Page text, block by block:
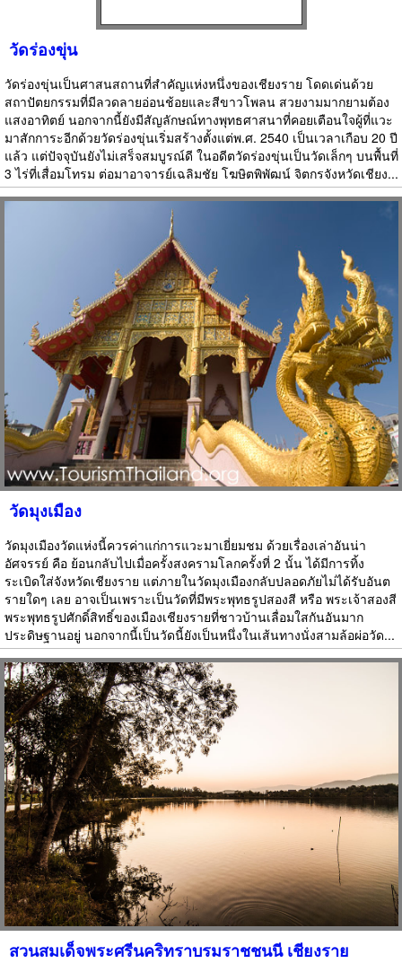
วัดร่องขุ่น
วัดร่องขุ่นเป็นศาสนสถานที่สำคัญแห่งหนึ่งของเชียงราย โดดเด่นด้วย
สถาปัตยกรรมที่มีลวดลายอ่อนช้อยและสีขาวโพลน สวยงามมากยามต้อง
แสงอาทิตย์ นอกจากนี้ยังมีสัญลักษณ์ทางพุทธศาสนาที่คอยเตือนใจผู้ที่แวะ
มาสักการะอีกด้วยวัดร่องขุ่นเริ่มสร้างตั้งแต่พ.ศ. 2540 เป็นเวลาเกือบ 20 ปี
แล้ว แต่ปัจจุบันยังไม่เสร็จสมบูรณ์ดี ในอดีตวัดร่องขุ่นเป็นวัดเล็กๆ บนพื้นที่
3 ไร่ที่เสื่อมโทรม ต่อมาอาจารย์เฉลิมชัย โฆษิตพิพัฒน์ จิตกรจังหวัดเชียง...
วัดมุงเมือง
วัดมุงเมืองวัดแห่งนี้ควรค่าแก่การแวะมาเยี่ยมชม ด้วยเรื่องเล่าอันน่า
อัศจรรย์ คือ ย้อนกลับไปเมื่อครั้งสงครามโลกครั้งที่ 2 นั้น ได้มีการทิ้ง
ระเบิดใส่จังหวัดเชียงราย แต่ภายในวัดมุงเมืองกลับปลอดภัยไม่ได้รับอันต
รายใดๆ เลย อาจเป็นเพราะเป็นวัดที่มีพระพุทธรูปสองสี หรือ พระเจ้าสองสี
พระพุทธรูปศักดิ์สิทธิ์ของเมืองเชียงรายที่ชาวบ้านเลื่อมใสกันอันมาก
ประดิษฐานอยู่ นอกจากนี้เป็นวัดนี้ยังเป็นหนึ่งในเส้นทางนั่งสามล้อผ่อวัด...
สวนสมเด็จพระศรีนคริทราบรมราชชนนี เชียงราย